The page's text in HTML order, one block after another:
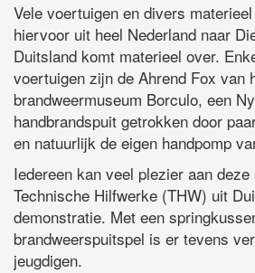
Vele voertuigen en divers
hiervoor uit heel Nederland naar
Duitsland komt materieel over.
voertuigen zijn de Ahrend Fox van
brandweermuseum Borculo, een
handbrandspuit getrokken door
en natuurlijk de eigen handpomp
Iedereen kan veel plezier aan
Technische Hilfwerke (THW) uit
demonstratie. Met een
brandweerspuitspel is er tevens
jeugdigen.